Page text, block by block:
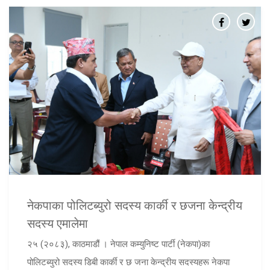
नेकपाका पोलिटब्युरो सदस्य कार्की र छजना केन्द्रीय
सदस्य एमालेमा
२५ (२०८३), काठमाडौं । नेपाल कम्युनिष्ट पार्टी (नेकपा)का
पोलिटब्युरो सदस्य डिबी कार्की र छ जना केन्द्रीय सदस्यहरू नेकपा